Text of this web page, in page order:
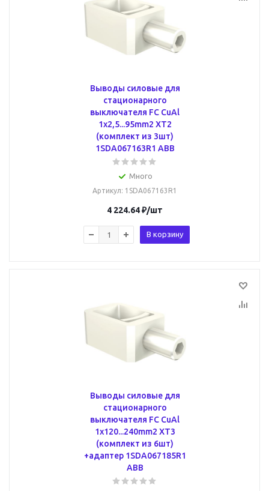
Выводы силовые для
стационарного
выключателя FC CuAl
1x2,5...95mm2 XT2
(комплект из 3шт)
1SDA067163R1 ABB
Много
Артикул: 1SDA067163R1
4 224.64₽/шт
В корзину
Выводы силовые для
стационарного
выключателя FC CuAl
1x120...240mm2 XT3
(комплект из 6шт)
+адаптер 1SDA067185R1
ABB